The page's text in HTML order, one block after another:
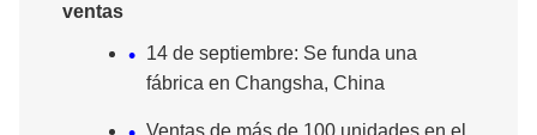
ventas
14 de septiembre: Se funda una
fábrica en Changsha, China
Ventas de más de 100 unidades en el